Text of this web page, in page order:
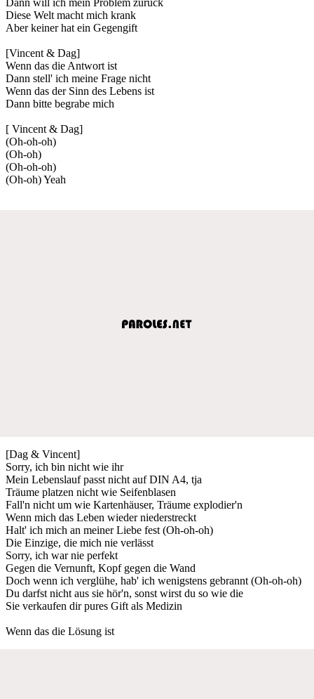
Diese Welt macht mich krank
Aber keiner hat ein Gegengift
[Vincent & Dag]
Wenn das die Antwort ist
Dann stell' ich meine Frage nicht
Wenn das der Sinn des Lebens ist
Dann bitte begrabe mich
[ Vincent & Dag]
(Oh-oh-oh)
(Oh-oh)
(Oh-oh-oh)
(Oh-oh) Yeah
[Dag & Vincent]
Sorry, ich bin nicht wie ihr
Mein Lebenslauf passt nicht auf DIN A4, tja
Träume platzen nicht wie Seifenblasen
Fall'n nicht um wie Kartenhäuser, Träume explodier'n
Wenn mich das Leben wieder niederstreckt
Halt' ich mich an meiner Liebe fest (Oh-oh-oh)
Die Einzige, die mich nie verlässt
Sorry, ich war nie perfekt
Gegen die Vernunft, Kopf gegen die Wand
Doch wenn ich verglühe, hab' ich wenigstens gebrannt (Oh-oh-oh)
Du darfst nicht aus sie hör'n, sonst wirst du so wie die
Sie verkaufen dir pures Gift als Medizin
Wenn das die Lösung ist